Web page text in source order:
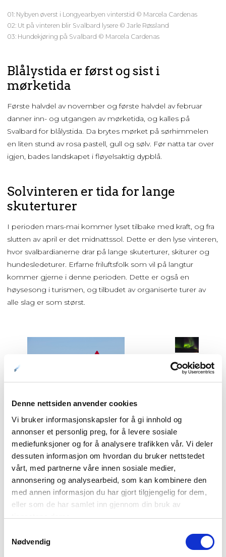
Denne nettsiden anvender cookies
Vi bruker informasjonskapsler for å gi innhold og
annonser et personlig preg, for å levere sosiale
mediefunksjoner og for å analysere trafikken vår. Vi deler
dessuten informasjon om hvordan du bruker nettstedet
vårt, med partnerne våre innen sosiale medier,
annonsering og analysearbeid, som kan kombinere den
med annen informasjon du har gjort tilgjengelig for dem,
eller som de har samlet inn gjennom din bruk av
tjenestene deres.
Nødvendig
01: Nybyen øverst i Longyearbyen vinterstid © Marcela Cardenas
02: Ut på vinteren blir Svalbard lysere © Jarle Røssland
03: Hundekjøring på Svalbard © Marcela Cardenas
Blålystida er først og sist i
mørketida
Første halvdel av november og første halvdel av februar
danner inn- og utgangen av mørketida, og kalles på
Svalbard for blålystida. Da brytes mørket på sørhimmelen
en liten stund av rosa pastell, gull og sølv. Før natta tar over
igjen, bades landskapet i fløyelsaktig dypblå.
Solvinteren er tida for lange
skuterturer
I perioden mars-mai kommer lyset tilbake med kraft, og fra
slutten av april er det midnattssol. Dette er den lyse vinteren,
hvor svalbardianerne drar på lange skuterturer, skiturer og
hundesledeturer. Erfarne friluftsfolk som vil på langtur
kommer gjerne i denne perioden. Dette er også en
høysesong i turismen, og tilbudet av organiserte turer av
alle slag er som størst.
01: Du er ikke øverst i næringskjeden © Jarle Røssland
02: Nordlys på Svalbard © Jarle Røssland
03: Scooterkjøring er en popular aktivitet på Svalbard © Marcela
Bruk tid på å velge rett utflukt
Utfluktstilbudet i Longyearbyen er så omfattende at du som
Skuterturene spenner fra små panoramaturer til